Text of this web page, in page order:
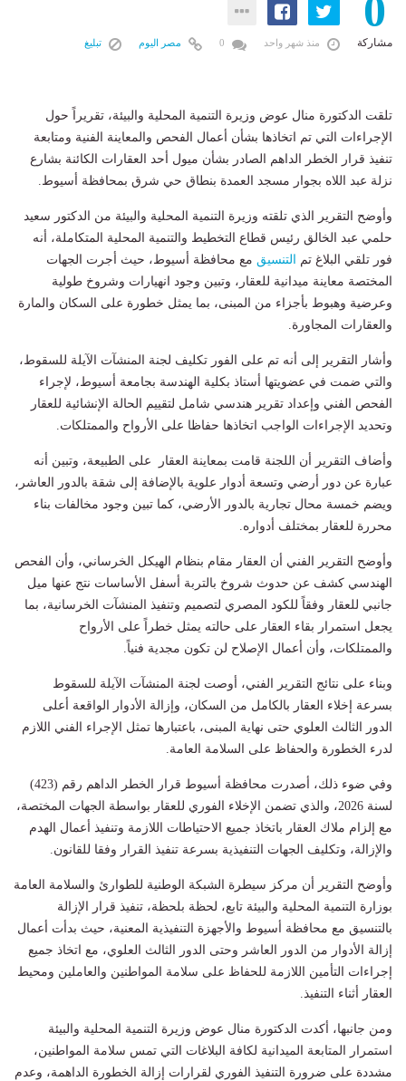
0
مشاركة منذ شهر واحد مصر اليوم تبليغ
تلقت الدكتورة منال عوض وزيرة التنمية المحلية والبيئة، تقريراً حول
الإجراءات التي تم اتخاذها بشأن أعمال الفحص والمعاينة الفنية ومتابعة
تنفيذ قرار الخطر الداهم الصادر بشأن ميول أحد العقارات الكائنة بشارع
نزلة عبد اللاه بجوار مسجد العمدة بنطاق حي شرق بمحافظة أسيوط.
وأوضح التقرير الذي تلقته وزيرة التنمية المحلية والبيئة من الدكتور سعيد
حلمي عبد الخالق رئيس قطاع التخطيط والتنمية المحلية المتكاملة، أنه
فور تلقي البلاغ تم
التنسيق مع محافظة أسيوط، حيث أجرت الجهات
المختصة معاينة ميدانية للعقار، وتبين وجود انهيارات وشروخ طولية
وعرضية وهبوط بأجزاء من المبنى، بما يمثل خطورة على السكان والمارة
والعقارات المجاورة.
وأشار التقرير إلى أنه تم على الفور تكليف لجنة المنشآت الآيلة للسقوط،
والتي ضمت في عضويتها أستاذ بكلية الهندسة بجامعة أسيوط، لإجراء
الفحص الفني وإعداد تقرير هندسي شامل لتقييم الحالة الإنشائية للعقار
وتحديد الإجراءات الواجب اتخاذها حفاظا على الأرواح والممتلكات.
وأضاف التقرير أن اللجنة قامت بمعاينة العقار على الطبيعة، وتبين أنه
عبارة عن دور أرضي وتسعة أدوار علوية بالإضافة إلى شقة بالدور العاشر،
ويضم خمسة محال تجارية بالدور الأرضي، كما تبين وجود مخالفات بناء
محررة للعقار بمختلف أدواره.
وأوضح التقرير الفني أن العقار مقام بنظام الهيكل الخرساني، وأن الفحص
الهندسي كشف عن حدوث شروخ بالتربة أسفل الأساسات نتج عنها ميل
جانبي للعقار وفقاً للكود المصري لتصميم وتنفيذ المنشآت الخرسانية، بما
يجعل استمرار بقاء العقار على حالته يمثل خطراً على الأرواح
والممتلكات، وأن أعمال الإصلاح لن تكون مجدية فنياً.
وبناء على نتائج التقرير الفني، أوصت لجنة المنشآت الآيلة للسقوط
بسرعة إخلاء العقار بالكامل من السكان، وإزالة الأدوار الواقعة أعلى
الدور الثالث العلوي حتى نهاية المبنى، باعتبارها تمثل الإجراء الفني اللازم
لدرء الخطورة والحفاظ على السلامة العامة.
وفي ضوء ذلك، أصدرت محافظة أسيوط قرار الخطر الداهم رقم (423)
لسنة 2026، والذي تضمن الإخلاء الفوري للعقار بواسطة الجهات المختصة،
مع إلزام ملاك العقار باتخاذ جميع الاحتياطات اللازمة وتنفيذ أعمال الهدم
والإزالة، وتكليف الجهات التنفيذية بسرعة تنفيذ القرار وفقا للقانون.
وأوضح التقرير أن مركز سيطرة الشبكة الوطنية للطوارئ والسلامة العامة
بوزارة التنمية المحلية والبيئة تابع، لحظة بلحظة، تنفيذ قرار الإزالة
بالتنسيق مع محافظة أسيوط والأجهزة التنفيذية المعنية، حيث بدأت أعمال
إزالة الأدوار من الدور العاشر وحتى الدور الثالث العلوي، مع اتخاذ جميع
إجراءات التأمين اللازمة للحفاظ على سلامة المواطنين والعاملين ومحيط
العقار أثناء التنفيذ.
ومن جانبها، أكدت الدكتورة منال عوض وزيرة التنمية المحلية والبيئة
استمرار المتابعة الميدانية لكافة البلاغات التي تمس سلامة المواطنين،
مشددة على ضرورة التنفيذ الفوري لقرارات إزالة الخطورة الداهمة، وعدم